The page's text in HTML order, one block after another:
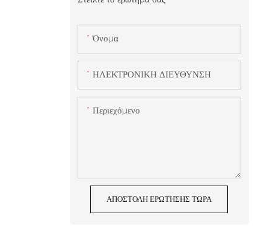
Όνομα
ΗΛΕΚΤΡΟΝΙΚΗ ΔΙΕΥΘΥΝΣΗ
Περιεχόμενο
ΑΠΟΣΤΟΛΉ ΕΡΏΤΗΣΗΣ ΤΏΡΑ